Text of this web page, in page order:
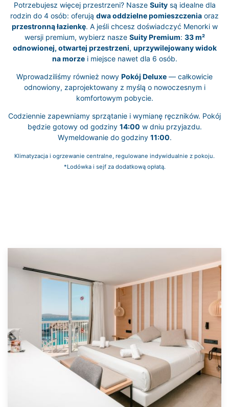
Potrzebujesz więcej przestrzeni? Nasze Suitysą idealne dla
rodzin do 4 osób: oferują dwa oddzielne pomieszczenia oraz
przestronną łazienkę. A jeśli chcesz doświadczyć Menorki w
wersji premium, wybierz nasze Suity Premium: 33 m²
odnowionej, otwartej przestrzeni, uprzywilejowany widok
na morzei miejsce nawet dla 6 osób.
Wprowadziliśmy również nowy Pokój Deluxe — całkowicie
odnowiony, zaprojektowany z myślą o nowoczesnym i
komfortowym pobycie.
Codziennie zapewniamy sprzątanie i wymianę ręczników. Pokój
będzie gotowy od godziny 14:00 w dniu przyjazdu.
Wymeldowanie do godziny 11:00.
Klimatyzacja i ogrzewanie centralne, regulowane indywidualnie z pokoju.
*Lodówka i sejf za dodatkową opłatą.